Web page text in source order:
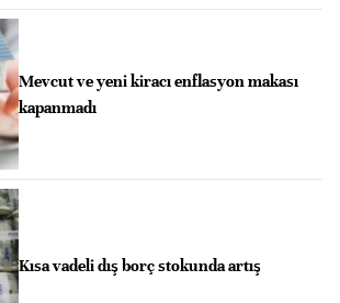
Mevcut ve yeni kiracı enflasyon makası
kapanmadı
Kısa vadeli dış borç stokunda artış